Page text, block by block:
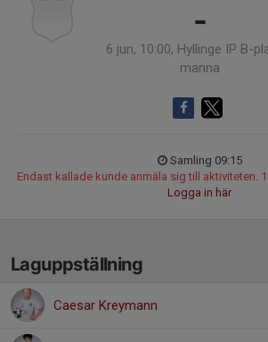
-
6 jun, 10:00, Hyllinge IP B-
manna
Samling 09:15
Endast kallade kunde anmäla sig till aktiviteten.
Logga in här
Laguppställning
Caesar Kreymann